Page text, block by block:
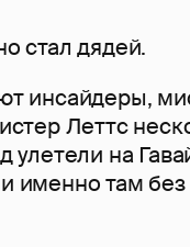
стал дядей.
инсайдеры,
Леттс
улетели на
именно там